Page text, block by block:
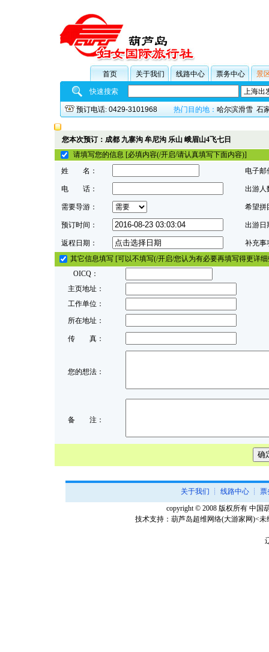
首页 关于我们 线路中心 票务中心 景
快速搜索
预订电话: 0429-3101968 热门目的地： 哈尔滨滑雪 石
您本次预订：成都 九寨沟 牟尼沟 乐山 峨眉山4飞七日
请填写您的信息 [必填内容(/开启/请认真填写下面内容)]
姓 名：
电子邮
电 话： 出游人
需要导游： 希望拼
预订时间： 出游日
返程日期：
补充事
其它信息填写 [可以不填写(/开启/您认为有必要再填写得更详
OICQ：
主页地址：
工作单位：
所在地址：
传 真：
您的想法：
备 注：
关于我们 ┊ 线路中心 ┊ 票
copyright © 2008 版权所有 中国
技术支持： 葫芦岛超维网络(大游家网)<未